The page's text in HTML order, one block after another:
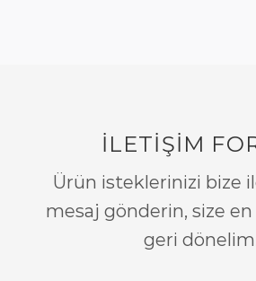
İLETİŞİM
Ürün isteklerinizi bize
mesaj gönderin, size en
geri